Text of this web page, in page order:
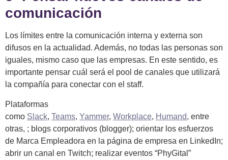
comunicación
Los límites entre la comunicación interna y externa son
difusos en la actualidad. Además, no todas las personas son
iguales, mismo caso que las empresas. En este sentido, es
importante pensar cuál será el pool de canales que utilizará
la compañía para conectar con el staff.
Plataformas
como Slack, Teams, Yammer, Workplace, Humand, entre
otras, ; blogs corporativos (blogger); orientar los esfuerzos
de Marca Empleadora en la página de empresa en LinkedIn;
abrir un canal en Twitch; realizar eventos “PhyGital”